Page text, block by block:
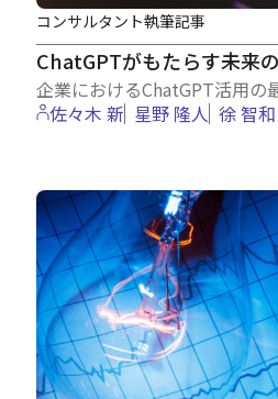
ChatGPTがもたらす未来
企業におけるChatGPT活用の
コンサルタント執筆記事
佐々木 新 星野 隆人 徐 智和